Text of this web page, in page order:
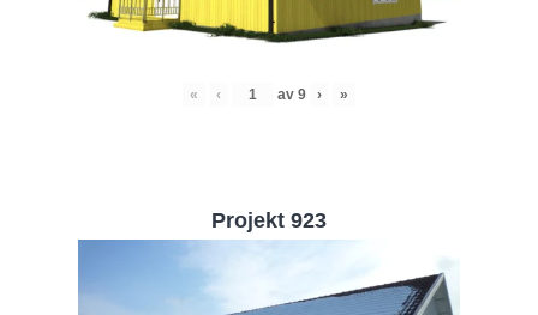
« ‹ av 9 › »
Projekt 923